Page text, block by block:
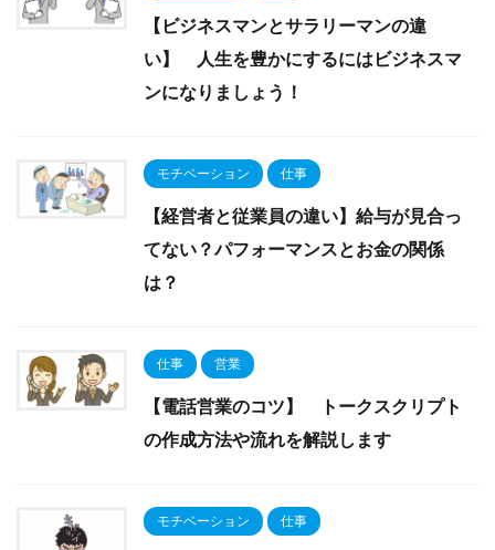
【ビジネスマンとサラリーマンの違
い】 人生を豊かにするにはビジネスマ
ンになりましょう！
モチベーション 仕事
【経営者と従業員の違い】給与が見合っ
てない？パフォーマンスとお金の関係
は？
仕事 営業
【電話営業のコツ】 トークスクリプト
の作成方法や流れを解説します
モチベーション 仕事